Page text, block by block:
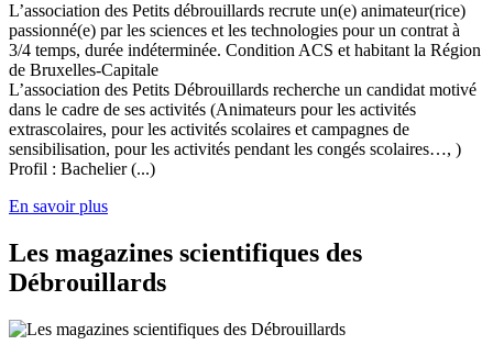
L’association des Petits débrouillards recrute un(e) animateur(rice)
passionné(e) par les sciences et les technologies pour un contrat à
3/4 temps, durée indéterminée. Condition ACS et habitant la Région
de Bruxelles-Capitale
L’association des Petits Débrouillards recherche un candidat motivé
dans le cadre de ses activités (Animateurs pour les activités
extrascolaires, pour les activités scolaires et campagnes de
sensibilisation, pour les activités pendant les congés scolaires…, )
Profil : Bachelier (...)
En savoir plus
Les magazines scientifiques des
Débrouillards